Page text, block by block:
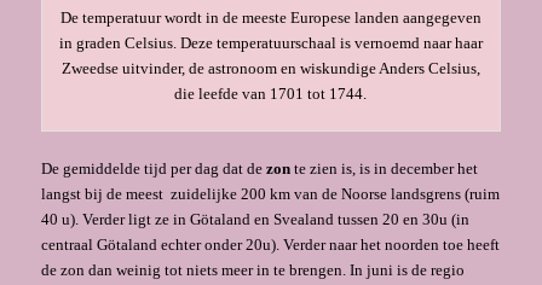
De temperatuur wordt in de meeste Europese landen aangegeven
in graden Celsius. Deze temperatuurschaal is vernoemd naar haar
Zweedse uitvinder, de astronoom en wiskundige Anders Celsius,
die leefde van 1701 tot 1744.
De gemiddelde tijd per dag dat de zonte zien is, is in december het
langst bij de meest zuidelijke 200 km van de Noorse landsgrens (ruim
40 u). Verder ligt ze in Götaland en Svealand tussen 20 en 30u (in
centraal Götaland echter onder 20u). Verder naar het noorden toe heeft
de zon dan weinig tot niets meer in te brengen. In juni is de regio